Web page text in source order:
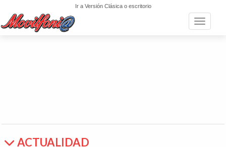
Ir a Versión Clásica o escritorio
Toggle
ACTUALIDAD